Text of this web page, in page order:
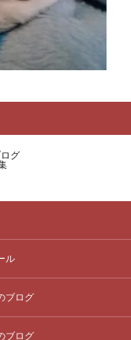
グ
ル
ブログ
ブログ